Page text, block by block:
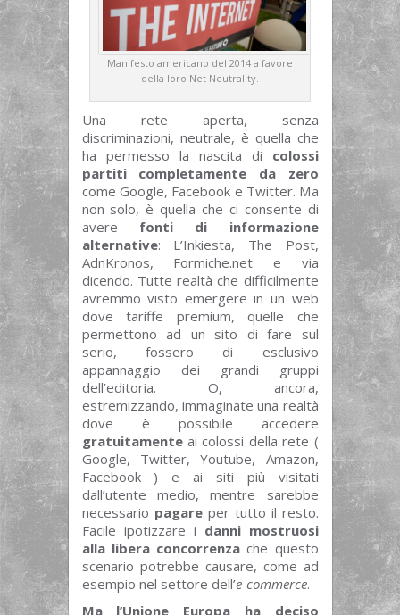
Manifesto americano del 2014 a favore
della loro Net Neutrality.
Una rete aperta, senza
discriminazioni, neutrale, è quella che
ha permesso la nascita di colossi
partiti completamente da zero
come Google, Facebook e Twitter. Ma
non solo, è quella che ci consente di
avere fonti di informazione
alternative: L’Inkiesta, The Post,
AdnKronos, Formiche.net e via
dicendo. Tutte realtà che difficilmente
avremmo visto emergere in un web
dove tariffe premium, quelle che
permettono ad un sito di fare sul
serio, fossero di esclusivo
appannaggio dei grandi gruppi
dell’editoria. O, ancora,
estremizzando, immaginate una realtà
dove è possibile accedere
gratuitamenteai colossi della rete (
Google, Twitter, Youtube, Amazon,
Facebook ) e ai siti più visitati
dall’utente medio, mentre sarebbe
necessario pagareper tutto il resto.
Facile ipotizzare i danni mostruosi
alla libera concorrenza che questo
scenario potrebbe causare, come ad
esempio nel settore dell’e-commerce.
Ma l’Unione Europa ha deciso